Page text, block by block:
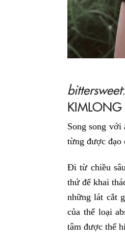
bittersweet
Song song
từng được đạo
Đi từ chiều
thứ để khai
những lát cắt
của thể loại
tâm được thể